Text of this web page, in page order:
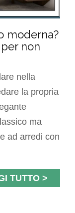
moderna?
non
nella
la propria
ma
ad arredi con
TUTTO >